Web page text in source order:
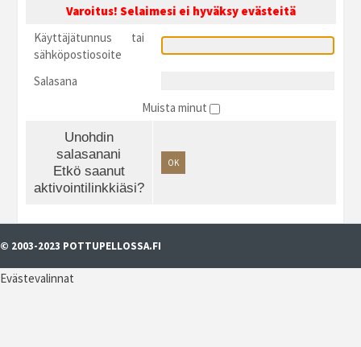
Varoitus! Selaimesi ei hyväksy evästeitä
Käyttäjätunnus tai
sähköpostiosoite
Salasana
Muista minut
Unohdin
salasanani
Etkö saanut
aktivointilinkkiäsi?
OK
© 2003-2023 POTTUPELLOSSA.FI
Evästevalinnat